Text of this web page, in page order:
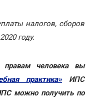
налогов, сборов
году.
правам человека вы
практика» ИПС
можно получить по